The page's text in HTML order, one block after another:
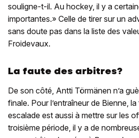
souligne-t-il. Au hockey, il y a
importantes.» Celle de tirer sur un
sans doute pas dans la liste des
Froidevaux.
La faute des arbitres?
De son côté, Antti Törmänen n’a
finale. Pour l’entraîneur de Bienne,
escalade est aussi à mettre sur les
troisième période, il y a de